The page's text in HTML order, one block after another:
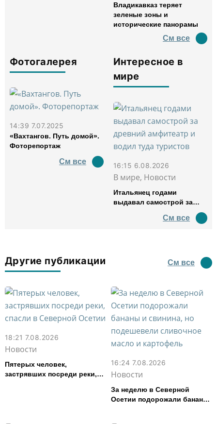
Владикавказ теряет
зеленые зоны и
исторические панорамы
См все
Фотогалерея
14:39 7.07.2025
«Вахтангов. Путь домой».
Фоторепортаж
См все
Интересное в
мире
16:15 6.08.2026
В мире, Новости
Итальянец годами
выдавал самострой за
водил туда туристов
См все
Другие публикации См все
18:21 7.08.2026
Новости
Пятерых человек,
застрявших посреди реки,
16:24 7.08.2026
Новости
За неделю в Северной
Осетии подорожали бананы